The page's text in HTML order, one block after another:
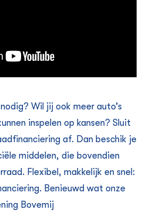
Wil jij ook meer auto’s
inspelen op kansen? Sluit
af. Dan beschik je
middelen, die bovendien
Flexibel, makkelijk en snel:
Benieuwd wat onze
Bovemij